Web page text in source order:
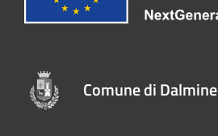
Comune di Dalmine